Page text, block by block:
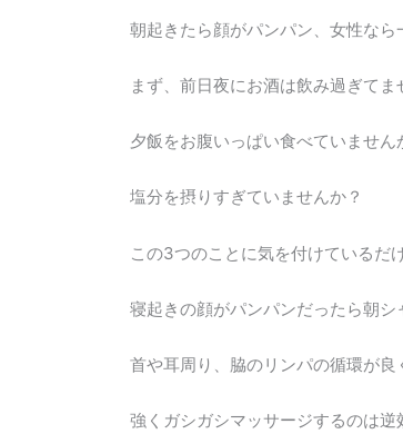
朝起きたら顔がパンパン、女性なら
まず、前日夜にお酒は飲み過ぎてま
夕飯をお腹いっぱい食べていません
塩分を摂りすぎていませんか？
この3つのことに気を付けているだ
寝起きの顔がパンパンだったら朝シ
首や耳周り、脇のリンパの循環が良
強くガシガシマッサージするのは逆
む
む
き
対
法